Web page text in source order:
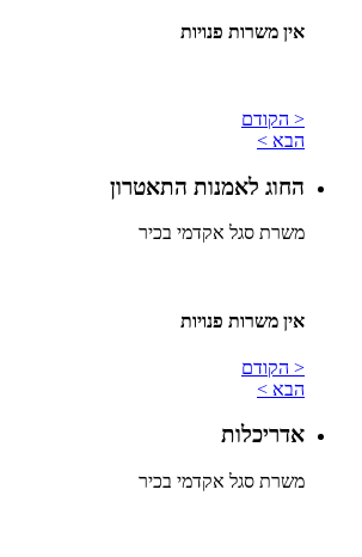
אין משרות פנויות
< הקודם
הבא >
החוג לאמנות התאטרון
משרת סגל אקדמי בכיר
אין משרות פנויות
< הקודם
הבא >
אדריכלות
משרת סגל אקדמי בכיר